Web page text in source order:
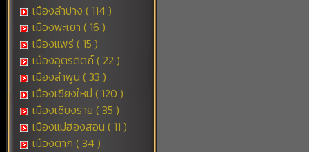
เมืองลำปาง ( 114 )
เมืองพะเยา ( 16 )
เมืองแพร่ ( 15 )
เมืองอุตรดิตถ์ ( 22 )
เมืองลำพูน ( 33 )
เมืองเชียงใหม่ ( 120 )
เมืองเชียงราย ( 35 )
เมืองแม่ฮ่องสอน ( 11 )
เมืองตาก ( 34 )